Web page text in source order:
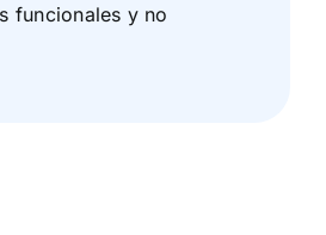
funcionales y no